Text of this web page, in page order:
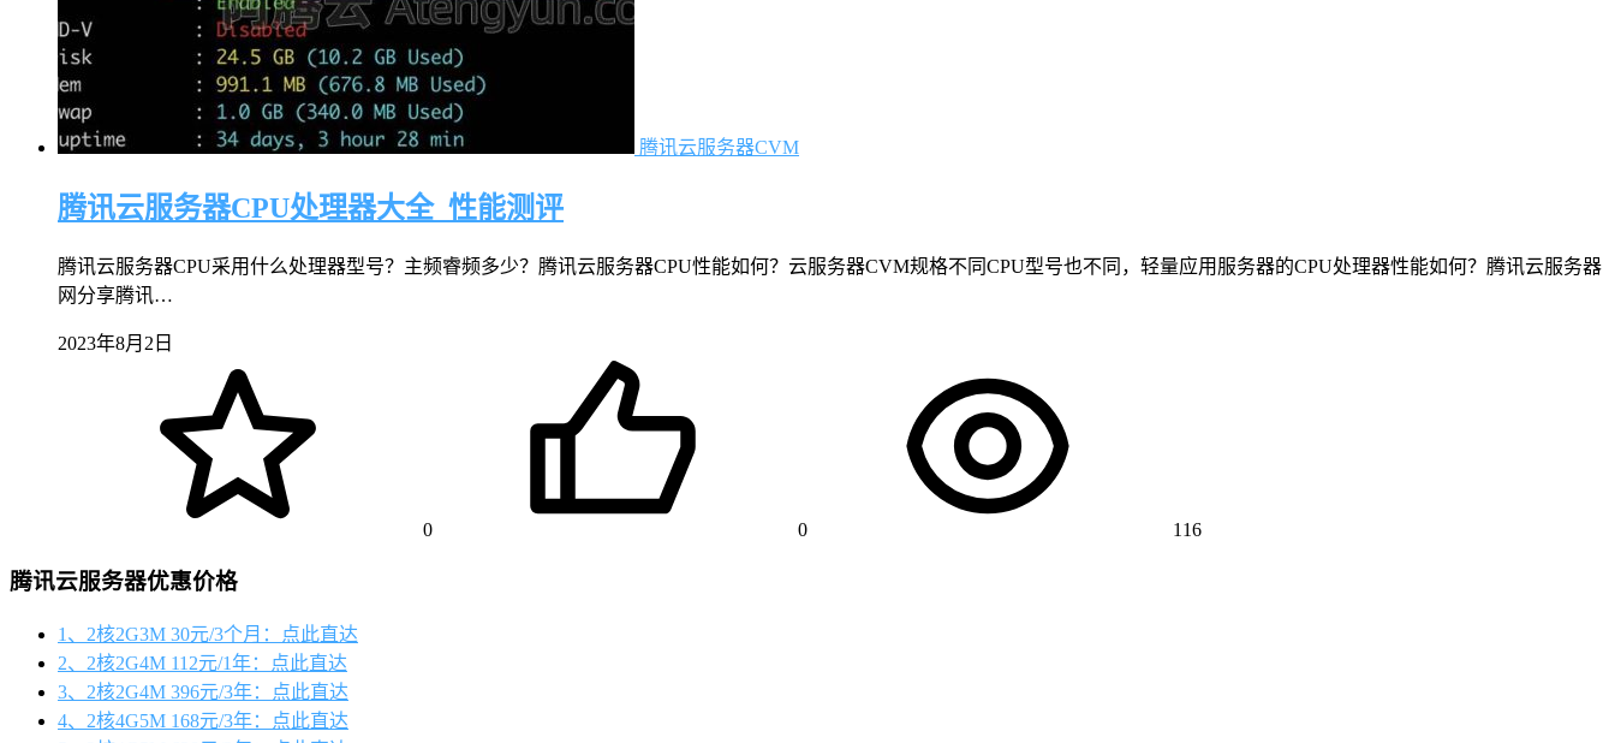
腾讯云服务器CVM
腾讯云服务器CPU处理器大全_性能测评
腾讯云服务器CPU采用什么处理器型号？主频睿频多少？腾讯云服务器CPU性能如何？云服务器CVM规格不同CPU型号也不同，轻量应用服务器的CPU处理器性能如何？腾讯云服务器
网分享腾讯…
2023年8月2日
0 0 116
腾讯云服务器优惠价格
1、2核2G3M 30元/3个月：点此直达
2、2核2G4M 112元/1年：点此直达
3、2核2G4M 396元/3年：点此直达
4、2核4G5M 168元/3年：点此直达